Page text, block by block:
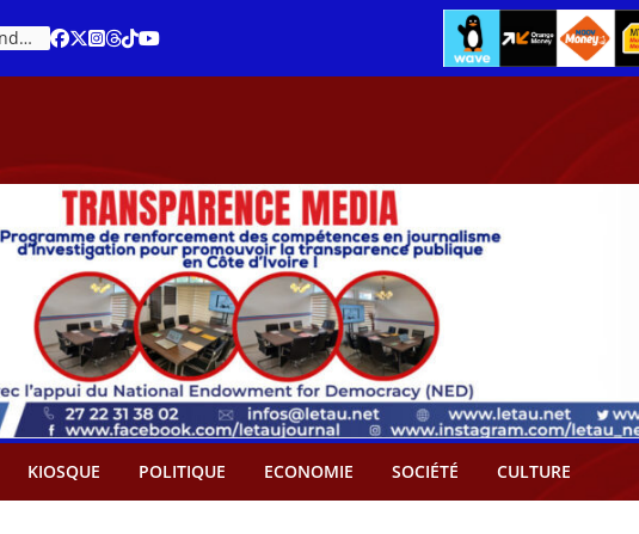
An 66 de la Côte d’Ivoire : Célébration de l’indépendance ou cérémonie d’hommage à Ouattara ?
KIOSQUE POLITIQUE ECONOMIE SOCIÉTÉ CULTURE